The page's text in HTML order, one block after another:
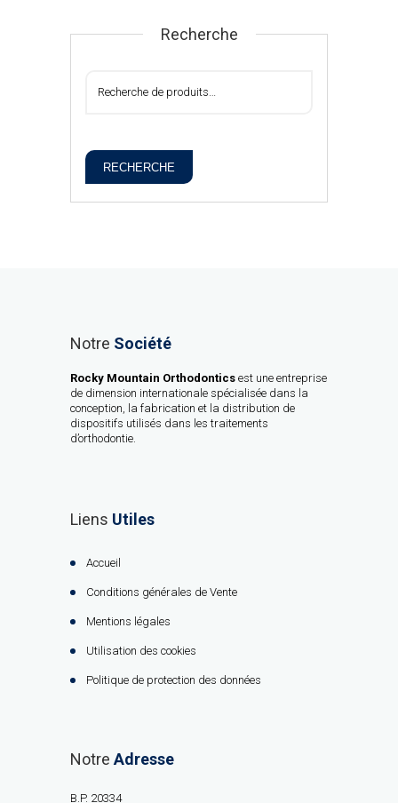
Recherche
RECHERCHE
Notre Société
Rocky Mountain Orthodontics est une entreprise
de dimension internationale spécialisée dans la
conception, la fabrication et la distribution de
dispositifs utilisés dans les traitements
d’orthodontie.
Liens Utiles
Accueil
Conditions générales de Vente
Mentions légales
Utilisation des cookies
Politique de protection des données
Notre Adresse
B.P. 20334